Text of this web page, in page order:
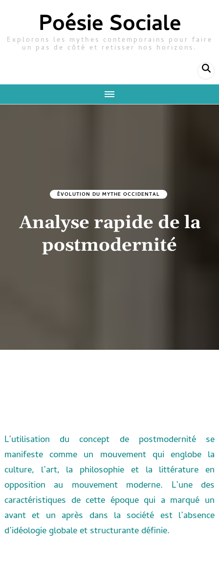
Poésie Sociale
Explorons les mythes contemporains pour faire
un pas de côté et retisser nos horizons.
ÉVOLUTION DU MYTHE OCCIDENTAL
Analyse rapide de la
postmodernité
L’utilisation du concept de postmodernité se
manifeste comme un mouvement qui englobe la
culture, l’art, la philosophie et la littérature en
opposition au mouvement moderne. L’une des
caractéristiques de cette époque qui a marqué un
avant et un après dans la société est l’absence
d’idéologie globale et structurante définie.